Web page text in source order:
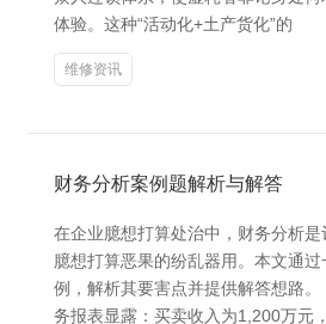
体验。这种“活动化+土产货化”的
维修资讯
财务分析案例题解析与解答
在企业臆想打算处治中，财务分析
臆想打算恶果的纷乱器用。本文通
例，解析其要害点并提供解答想路
务报表显露：买卖收入为1,200万元